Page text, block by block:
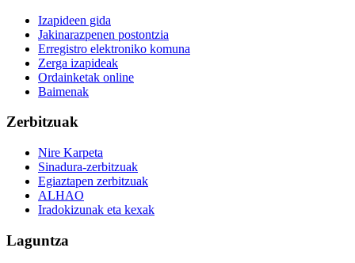
Izapideen gida
Jakinarazpenen postontzia
Erregistro elektroniko komuna
Zerga izapideak
Ordainketak online
Baimenak
Zerbitzuak
Nire Karpeta
Sinadura-zerbitzuak
Egiaztapen zerbitzuak
ALHAO
Iradokizunak eta kexak
Laguntza